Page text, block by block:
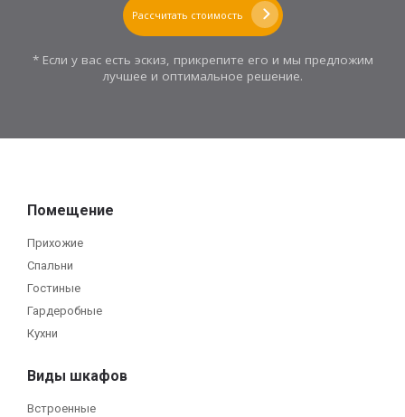
Рассчитать стоимость
* Если у вас есть эскиз, прикрепите его и мы предложим
лучшее и оптимальное решение.
Помещение
Прихожие
Спальни
Гостиные
Гардеробные
Кухни
Виды шкафов
Встроенные